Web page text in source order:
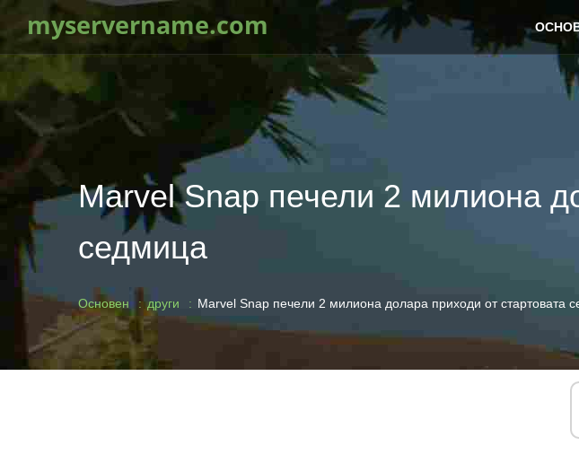
myservername.com
Marvel Snap печели 2 милиона
седмица
Основен други Marvel Snap печели 2 милиона долара приходи от стартовата